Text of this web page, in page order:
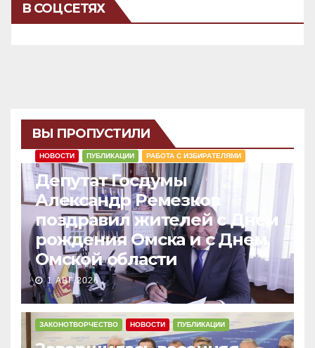
В СОЦСЕТЯХ
ВЫ ПРОПУСТИЛИ
НОВОСТИ ПУБЛИКАЦИИ РАБОТА С ИЗБИРАТЕЛЯМИ
Депутат Госдумы
Александр Ремезков
поздравил жителей с Днем
рождения Омска и с Днем
Омской области
1 АВГ 2026
ЗАКОНОТВОРЧЕСТВО НОВОСТИ ПУБЛИКАЦИИ